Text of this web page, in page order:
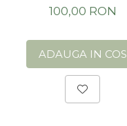
100,00 RON
ADAUGA IN COS